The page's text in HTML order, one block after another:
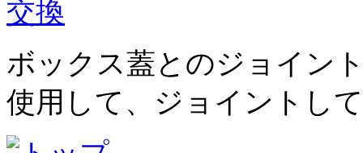
ボックス蓋とのジョイン
使用して、ジョイントし